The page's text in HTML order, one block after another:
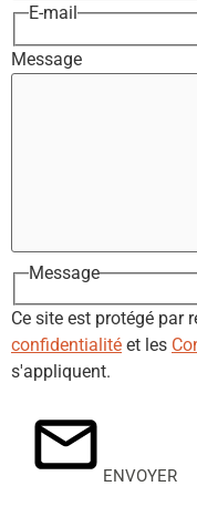
E-mail
Message
Message
Ce site est protégé par
confidentialité et les
s'appliquent.
ENVOYER